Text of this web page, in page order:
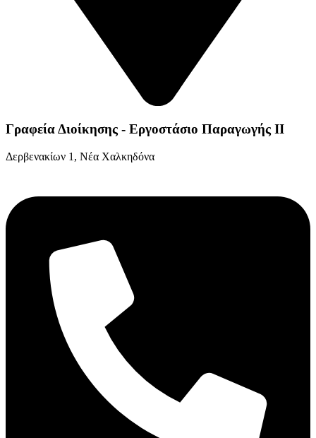
Γραφεία Διοίκησης - Εργοστάσιο Παραγωγής ΙΙ
Δερβενακίων 1, Νέα Χαλκηδόνα